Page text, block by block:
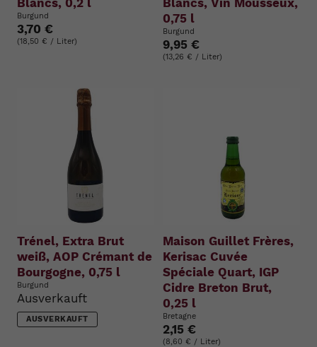
Burgund
3,70 €
(18,50 € / Liter)
0,75 l
Burgund
9,95 €
(13,26 € / Liter)
Trénel, Extra Brut
weiß, AOP Crémant de
Bourgogne, 0,75 l
Burgund
Ausverkauft
AUSVERKAUFT
Maison Guillet Frères,
Kerisac Cuvée
Spéciale Quart, IGP
Cidre Breton Brut,
0,25 l
Bretagne
2,15 €
(8,60 € / Liter)